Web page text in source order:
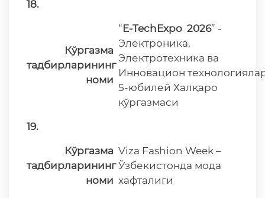
18.
Кўргазма
тадбирларининг
номи
“E-TechExpo 2026” -
Электроника,
Электротехника ва
Инновацион
5-юбилей Халқаро
кўргазмаси
19.
Кўргазма
тадбирларининг
номи
Viza Fashion Week –
Ўзбекистонда мода
хафталиги